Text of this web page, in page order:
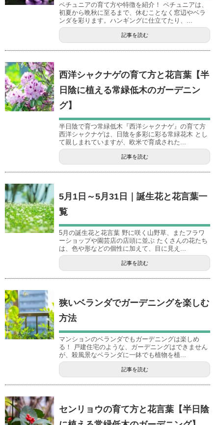
ペチュニアの育て方や特徴を紹介！ ペチュニアは、
初夏から晩秋に至るまで、休むことなく窓辺やベラ
ンダを彩ります。ハンギングに仕立てたり、...
記事を読む
西洋シャクナゲの育て方と花言葉【半
日陰に植える常緑低木のガーデニン
グ】
半日陰で育つ常緑低木『西洋シャクナゲ』の育て方
西洋シャクナゲは、日陰を多彩に彩る常緑花木 とし
て親しまれていますが、欧米で育成された...
記事を読む
5月1日～5月31日｜誕生花と花言葉一
覧
5月の誕生花と花言葉 野に咲く山野草、またフラワ
ーショップや園芸店の店頭に並ぶ たくさんの花たち
は、色や形などの個性に加えて、目に見え...
記事を読む
狭いベランダでガーデニングを楽しむ
方法
マンションのベランダでもガーデニングは楽しめ
る！ 戸建住宅のような、ガーデニングはできません
が、殺風景なベランダに一鉢でも植物を植...
記事を読む
センリョウの育て方と花言葉【半日陰